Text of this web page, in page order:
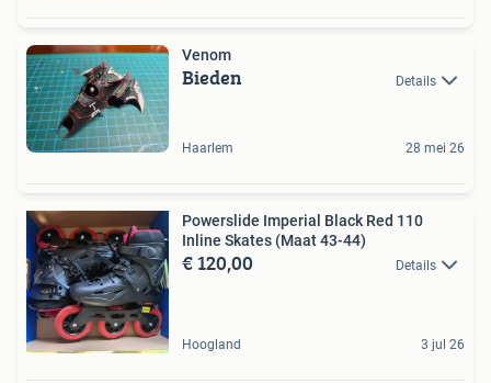
Venom
Bieden Details
Haarlem 28 mei 26
Powerslide Imperial Black Red 110
Inline Skates (Maat 43-44)
€ 120,00 Details
Hoogland 3 jul 26